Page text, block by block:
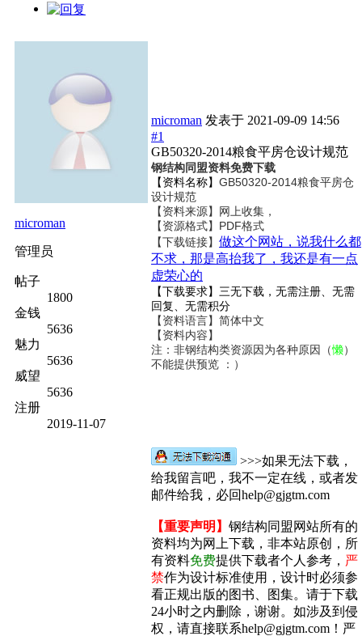
microman
管理员
帖子
1800
金钱
5636
魅力
5636
威望
5636
注册
2019-11-07
microman 发表于 2021-09-09 14:56
#1
GB50320-2014粮食平房仓设计规范
钢结构同盟资料免费下载
【资料名称】 GB50320-2014粮食平房仓
设计规范
【资料来源】网上收集，
【资源格式】PDF格式
【下载链接】 做这个网站，说我什么都
不求，那是高抬我了，我还是有一点
虚荣心的
【下载要求】三无下载，无需注册、无需
回复、无需积分
【资料语言】简体中文
【资料内容】
注：非钢结构类资源因为各种原因（懒）
不能提供预览 ：）
>>>如果无法下载，
给我留言吧，我不一定在线，或者发
邮件给我，必回help@gjgtm.com
【重要声明】 钢结构同盟网站所有的
资料均为网上下载，非本站原创，所
有资料免费提供下载者个人参考， 严
禁作为设计标准使用，设计时必须参
看正规出版的图书、图集。请于下载
24小时之内删除，谢谢。如涉及到侵
权，请直接联系help@gjgtm.com！严